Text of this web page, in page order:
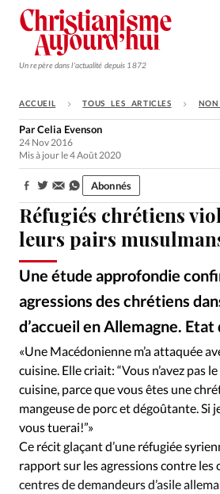
Un repère dans l'actualité depuis 1872
S'ABONNER
Monde
Opinions
Tous les articles
Faire un don
Se connecter
Édition: Internationale
Devise:CHF
RUBRIQUES
Tous les articles
Actualité internationale
Dossier
Eglises Foi
ACCUEIL TOUS LES ARTICLES NON
Réfugiés chrétiens
leurs pairs
Une étude approfondie
agressions des chrétiens
d’accueil en Allemagne. Etat
ParCelia Evenson
24 Nov 2016
Mis à jour le 4 Août 2020
Partager: Abonnés
«Une Macédonienne m’a attaquée
cuisine. Elle criait: “Vous n’avez pas
cuisine, parce que vous êtes une
mangeuse de porc et dégoûtante. Si
vous tuerai!”»
Ce récit glaçant d’une réfugiée
rapport sur les agressions contre les
centres de demandeurs d’asile